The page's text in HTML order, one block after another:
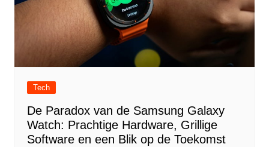
Tech
De Paradox van de Samsung Galaxy
Watch: Prachtige Hardware, Grillige
Software en een Blik op de Toekomst